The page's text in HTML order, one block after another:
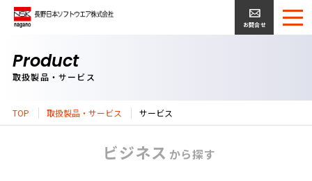
お問合せ
取扱製品・サービス
Product
TOP 取扱製品・サービス サービス
ビジネス から探す